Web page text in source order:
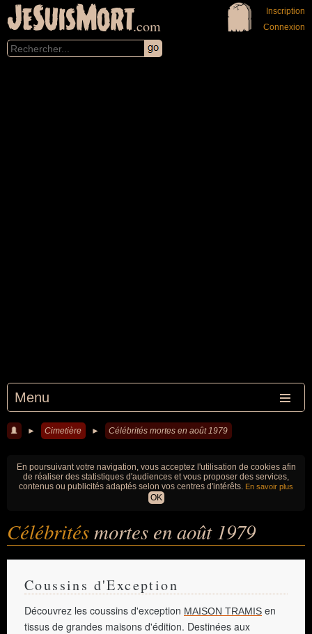
JeSuisMort.com
Menu
Inscription
Connexion
► Cimetière ► Célébrités mortes en août 1979
En poursuivant votre navigation, vous acceptez l'utilisation de cookies afin
de réaliser des statistiques d'audiences et vous proposer des services,
contenus ou publicités adaptés selon vos centres d'intérêts. En savoir plus
OK
Célébritésmortes en août 1979
Coussins d'Exception
Découvrez les coussins d'exception MAISON TRAMIS en
tissus de grandes maisons d'édition. Destinées aux